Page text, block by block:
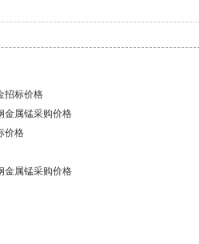
招标价格
金属锰采购价格
价格
金属锰采购价格